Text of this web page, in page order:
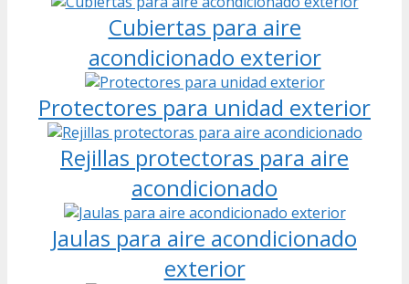
Cubiertas para aire
acondicionado exterior
Protectores para unidad exterior
Rejillas protectoras para aire
acondicionado
Jaulas para aire acondicionado
exterior